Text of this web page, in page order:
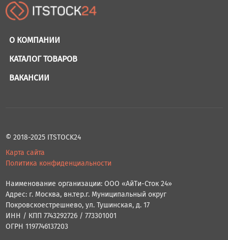
О КОМПАНИИ
КАТАЛОГ ТОВАРОВ
ВАКАНСИИ
© 2018-2025 ITSTOCK24
Карта сайта
Политика конфиденциальности
Наименование организации: ООО «АйТи-Сток 24»
Адрес: г. Москва, вн.тер.г. Муниципальный округ
Покровскоестрешнево, ул. Тушинская, д. 17
ИНН / КПП 7743292726 / 773301001
ОГРН 1197746137203